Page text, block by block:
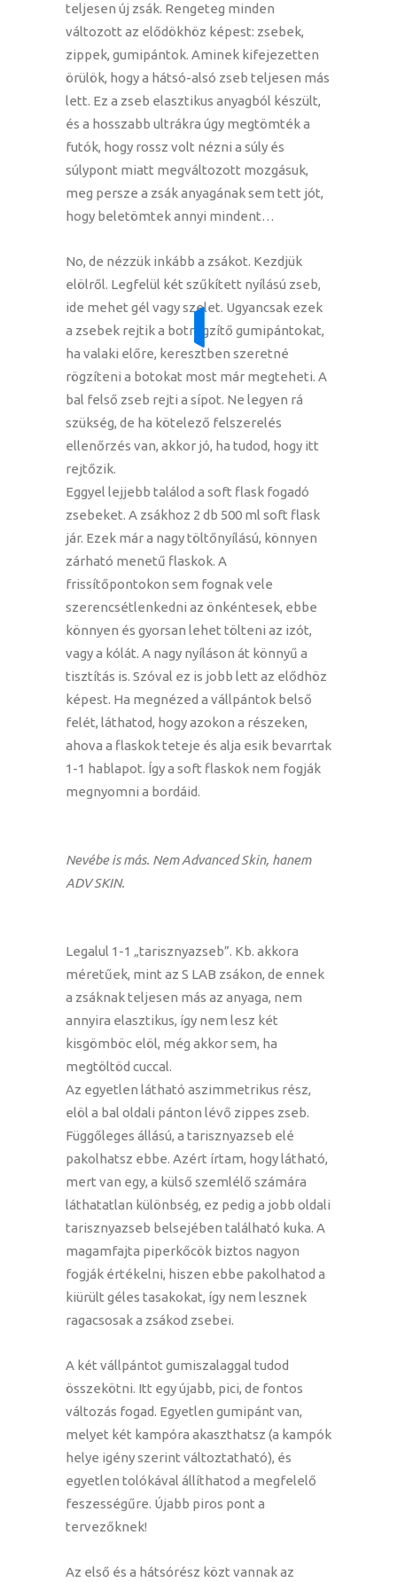
teljesen új zsák. Rengeteg minden
változott az elődökhöz képest: zsebek,
zippek, gumipántok. Aminek kifejezetten
örülök, hogy a hátsó-alsó zseb teljesen más
lett. Ez a zseb elasztikus anyagból készült,
és a hosszabb ultrákra úgy megtömték a
futók, hogy rossz volt nézni a súly és
súlypont miatt megváltozott mozgásuk,
meg persze a zsák anyagának sem tett jót,
hogy beletömtek annyi mindent…
No, de nézzük inkább a zsákot. Kezdjük
elölről. Legfelül két szűkített nyílású zseb,
ide mehet gél vagy szelet. Ugyancsak ezek
a zsebek rejtik a botrögzítő gumipántokat,
ha valaki előre, keresztben szeretné
rögzíteni a botokat most már megteheti. A
bal felső zseb rejti a sípot. Ne legyen rá
szükség, de ha kötelező felszerelés
ellenőrzés van, akkor jó, ha tudod, hogy itt
rejtőzik.
Eggyel lejjebb találod a soft flask fogadó
zsebeket. A zsákhoz 2 db 500 ml soft flask
jár. Ezek már a nagy töltőnyílású, könnyen
zárható menetű flaskok. A
frissítőpontokon sem fognak vele
szerencsétlenkedni az önkéntesek, ebbe
könnyen és gyorsan lehet tölteni az izót,
vagy a kólát. A nagy nyíláson át könnyű a
tisztítás is. Szóval ez is jobb lett az elődhöz
képest. Ha megnézed a vállpántok belső
felét, láthatod, hogy azokon a részeken,
ahova a flaskok teteje és alja esik bevarrtak
1-1 hablapot. Így a soft flaskok nem fogják
megnyomni a bordáid.
Nevébe is más. Nem Advanced Skin, hanem
ADV SKIN.
Legalul 1-1 „tarisznyazseb”. Kb. akkora
méretűek, mint az S LAB zsákon, de ennek
a zsáknak teljesen más az anyaga, nem
annyira elasztikus, így nem lesz két
kisgömböc elöl, még akkor sem, ha
megtöltöd cuccal.
Az egyetlen látható aszimmetrikus rész,
elöl a bal oldali pánton lévő zippes zseb.
Függőleges állású, a tarisznyazseb elé
pakolhatsz ebbe. Azért írtam, hogy látható,
mert van egy, a külső szemlélő számára
láthatatlan különbség, ez pedig a jobb oldali
tarisznyazseb belsejében található kuka. A
magamfajta piperkőcök biztos nagyon
fogják értékelni, hiszen ebbe pakolhatod a
kiürült géles tasakokat, így nem lesznek
ragacsosak a zsákod zsebei.
A két vállpántot gumiszalaggal tudod
összekötni. Itt egy újabb, pici, de fontos
változás fogad. Egyetlen gumipánt van,
melyet két kampóra akaszthatsz (a kampók
helye igény szerint változtatható), és
egyetlen tolókával állíthatod a megfelelő
feszességűre. Újabb piros pont a
tervezőknek!
Az első és a hátsórész közt vannak az